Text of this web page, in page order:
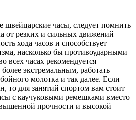
швейцарские часы, следует помнить
от резких и сильных движений
хода часов и способствует
насколько бы противоударными
часах рекомендуется
экстремальным, работать
молотка и так далее. Если
то для занятий спортом вам стоит
с каучуковыми ремешками вместо
прочности и высокой